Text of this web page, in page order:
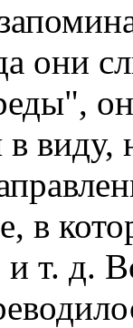
они
виду,
в
т. д.